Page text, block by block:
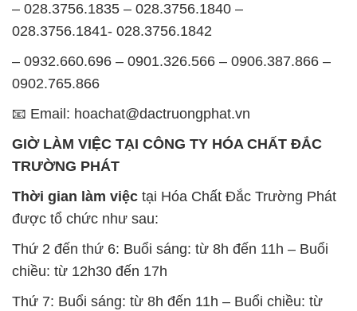
– 028.3756.1835 – 028.3756.1840 –
028.3756.1841- 028.3756.1842
– 0932.660.696 – 0901.326.566 – 0906.387.866 –
0902.765.866
📧 Email: hoachat@dactruongphat.vn
GIỜ LÀM VIỆC TẠI CÔNG TY HÓA CHẤT ĐẮC
TRƯỜNG PHÁT
Thời gian làm việc tại Hóa Chất Đắc Trường Phát
được tổ chức như sau:
Thứ 2 đến thứ 6: Buổi sáng: từ 8h đến 11h – Buổi
chiều: từ 12h30 đến 17h
Thứ 7: Buổi sáng: từ 8h đến 11h – Buổi chiều: từ